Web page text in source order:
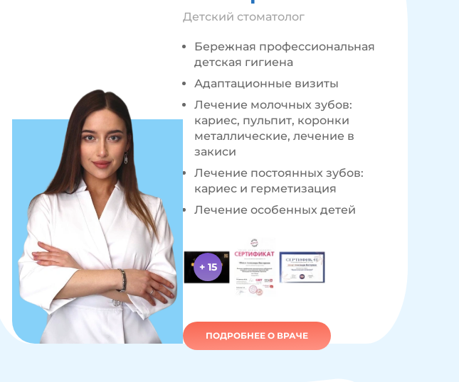
Детский стоматолог
Бережная профессиональная
детская гигиена
Адаптационные визиты
Лечение молочных зубов:
кариес, пульпит, коронки
металлические, лечение в
закиси
Лечение постоянных зубов:
кариес и герметизация
Лечение особенных детей
+ 15
ПОДРОБНЕЕ О ВРАЧЕ